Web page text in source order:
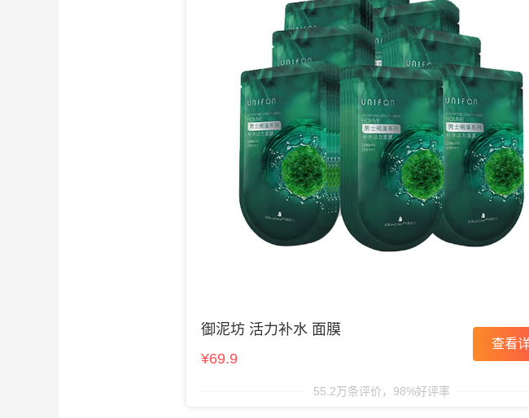
御泥坊 活力补水 面膜
¥69.9
查看
55.2万条评价，98%好评率